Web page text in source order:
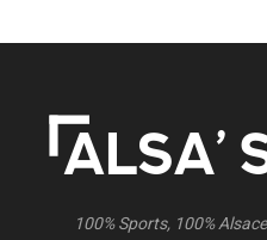
100% Sports, 100%